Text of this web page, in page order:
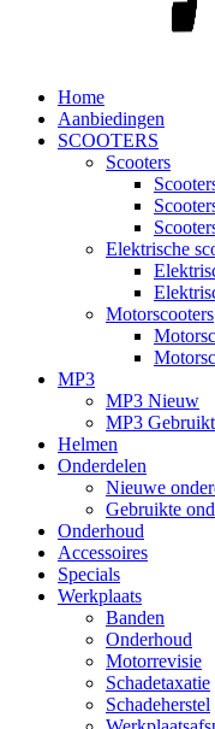
Home
Aanbiedingen
SCOOTERS
Scooters
Elektrische
Motorscooters
MP3
MP3 Nieuw
MP3 Gebruikt
Helmen
Onderdelen
Nieuwe
Gebruikte
Onderhoud
Accessoires
Specials
Werkplaats
Banden
Onderhoud
Motorrevisie
Schadetaxatie
Schadeherstel